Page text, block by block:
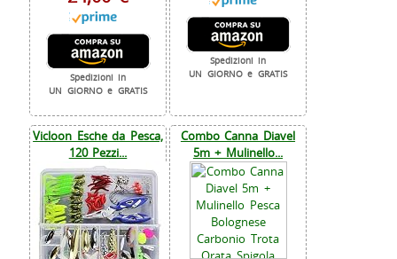
Spedizioni in
UN GIORNO e GRATIS
Spedizioni in
UN GIORNO e GRATIS
Vicloon Esche da Pesca,
120 Pezzi...
Combo Canna Diavel
5m + Mulinello...